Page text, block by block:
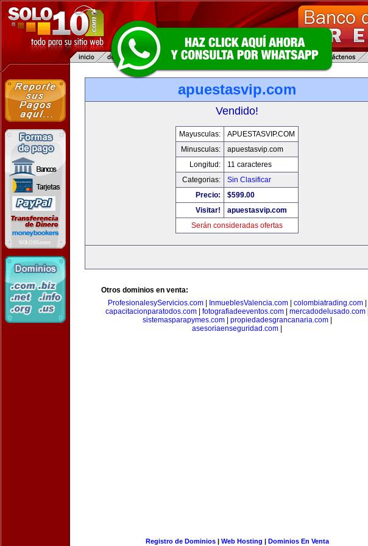
apuestasvip.com
Vendido!
Mayusculas:
APUESTASVIP.COM
Minusculas:
apuestasvip.com
Longitud:
11 caracteres
Categorias:
Sin Clasificar
Precio:
$599.00
Visitar!
apuestasvip.com
Serán consideradas ofertas
Otros dominios en venta:
ProfesionalesyServicios.com| InmueblesValencia.com| colombiatrading.com|
capacitacionparatodos.com| fotografiadeeventos.com| mercadodelusado.com|
sistemasparapymes.com| propiedadesgrancanaria.com|
asesoriaenseguridad.com
Registro de Dominios| Web Hosting | Dominios En Venta